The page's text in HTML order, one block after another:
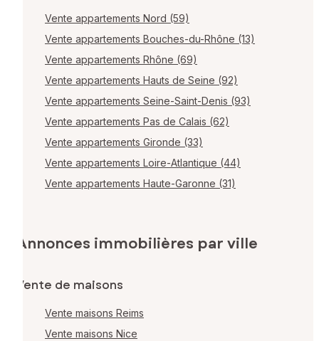
Vente appartements Nord (59)
Vente appartements Bouches-du-Rhône (13)
Vente appartements Rhône (69)
Vente appartements Hauts de Seine (92)
Vente appartements Seine-Saint-Denis (93)
Vente appartements Pas de Calais (62)
Vente appartements Gironde (33)
Vente appartements Loire-Atlantique (44)
Vente appartements Haute-Garonne (31)
Annonces immobilières par ville
Vente de maisons
Vente maisons Reims
Vente maisons Nice